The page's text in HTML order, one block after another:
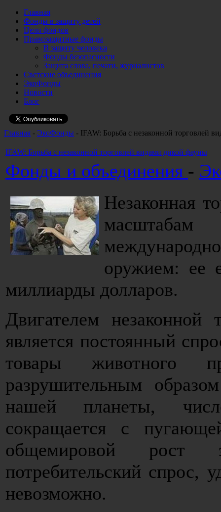
Главная
Фонды в защиту детей
Цели фондов
Правозащитные фонды
В защиту человека
Фонды безопасности
Защита слова, печати, журналистов
Светские объединения
ЭкоФонды
Новости
Блог
Главная - ЭкоФонды - IFAW: Борьба с незаконной торговлей
IFAW: Борьба с незаконной торговлей видами дикой фауны
Фонды и объединения -
Незаконная
оружием: ее
миллиарды долларов.
Двигателем
является постоянный
товары животного
разрушительным
нашей планеты,
сокращается с
общемировой рост
потребительский спрос,
невозможно.